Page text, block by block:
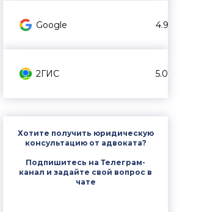
Google 4.9
2ГИС 5.0
Хотите получить юридическую
консультацию от адвоката?
Подпишитесь на Телеграм-
канал и задайте свой вопрос в
чате